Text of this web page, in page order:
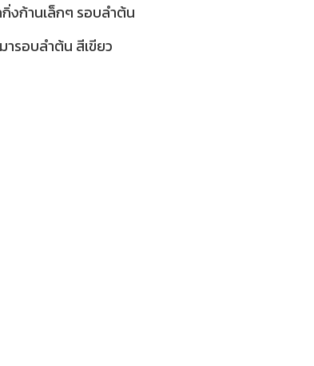
งก้านเล็กๆ รอบลำต้น
รอบลำต้น สีเขียว